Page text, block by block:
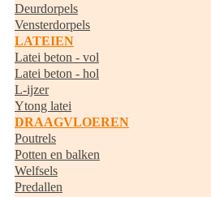
Deurdorpels
Vensterdorpels
LATEIEN
Latei beton - vol
Latei beton - hol
L-ijzer
Ytong latei
DRAAGVLOEREN
Poutrels
Potten en balken
Welfsels
Predallen